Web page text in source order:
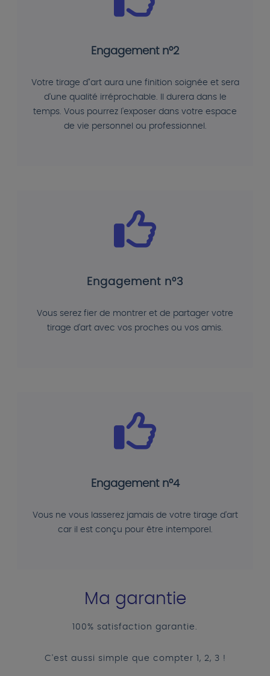
Engagement n°2
Votre tirage d"art aura une finition soignée et sera
d'une qualité irréprochable. Il durera dans le
temps. Vous pourrez l'exposer dans votre espace
de vie personnel ou professionnel.
Engagement n°3
Vous serez fier de montrer et de partager votre
tirage d'art avec vos proches ou vos amis.
Engagement n°4
Vous ne vous lasserez jamais de votre tirage d'art
car il est conçu pour être intemporel.
Ma garantie
100% satisfaction garantie.
C'est aussi simple que compter 1, 2, 3 !